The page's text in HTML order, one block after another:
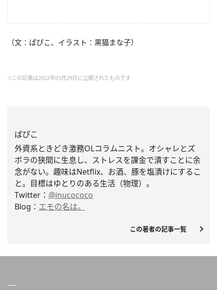
（文：ぱぴこ、イラスト：黒猫まな子）
※この記事は2022年03月29日に公開されたものです
ぱぴこ
外資系ときどき激務OLコラムニスト。 オシャレとズ
ボラの狭間に生息し、 ストレスを課金で潰すことに余
念がない。趣味はNetflix、お酒、豚を塩漬けにするこ
と。 目標はゆとりのある生活（物理）。
Twitter： @inucococo
Blog： エモの名は。
この著者の記事一覧